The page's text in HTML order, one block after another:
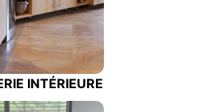
INTÉRIEURE